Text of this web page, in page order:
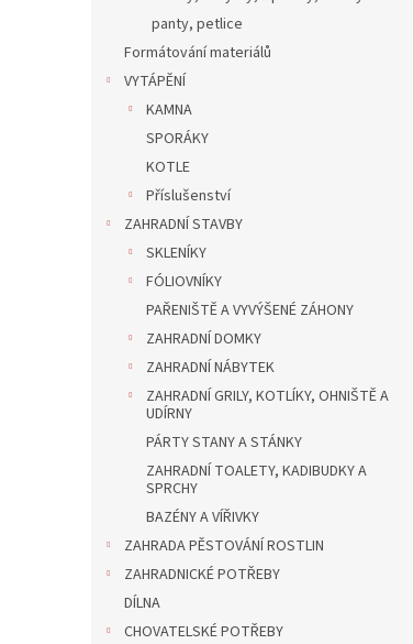
panty, petlice
Formátování materiálů
VYTÁPĚNÍ
KAMNA
SPORÁKY
KOTLE
Příslušenství
ZAHRADNÍ STAVBY
SKLENÍKY
FÓLIOVNÍKY
PAŘENIŠTĚ A VYVÝŠENÉ ZÁHONY
ZAHRADNÍ DOMKY
ZAHRADNÍ NÁBYTEK
ZAHRADNÍ GRILY, KOTLÍKY, OHNIŠTĚ A
UDÍRNY
PÁRTY STANY A STÁNKY
ZAHRADNÍ TOALETY, KADIBUDKY A
SPRCHY
BAZÉNY A VÍŘIVKY
ZAHRADA PĚSTOVÁNÍ ROSTLIN
ZAHRADNICKÉ POTŘEBY
DÍLNA
CHOVATELSKÉ POTŘEBY